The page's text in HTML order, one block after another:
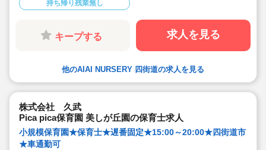
◆保育に専念できる環境づくり
連絡帳や日誌のアプリ化を始め、園だより等も手書き作
業がありません。ICTツールで書類作成の負担を軽減して
◆子ども主体の温かみのある保育環境を大切にしていま
す。大型遊具や床暖房完備の快適な保育室など、充実し
別療育も行っています。療育へのキャリアチェンジも可
制度を用意しています。
◆育児休業取得率94%・復職率89%
◆宿舎借り上げ制度利用可能です！※規定内であれば敷
金・礼金等会社が負担してくださいます。
◆園の壁装飾なし(持ち帰りを発生させないため)
持ち帰り残業無し
キープする 求人を見る
他のAIAI NURSERY 四街道の求人を見る
株式会社 久武
Pica pica保育園 美しが丘園の保育士求人
小規模保育園★保育士★遅番固定★15:00～20:00★四街道市
★車通勤可